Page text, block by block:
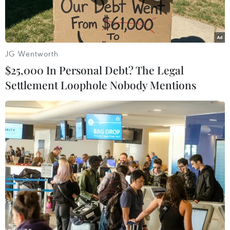
diễn ra hội nghị.
Cảnh sát tuần tra gần địa điểm diễn ra Hội nghị Ngoại trưởng
G7 ở Karuizawa, Nhật Bản ngày 16/4/2023. (Ảnh:
AFP/TTXVN)
Cảnh sát Nhật Bản đã tăng cường an ninh tại
JG Wentworth
$25,000 In Personal Debt? The Legal
Settlement Loophole Nobody Mentions